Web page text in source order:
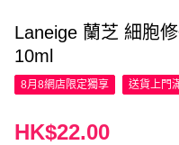
Laneige 蘭芝 細胞修復
10ml
8月8網店限定獨享 送貨上門
HK$22.00